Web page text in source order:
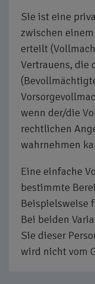
Sie ist eine
zwischen
erteilt
Vertrauens, die
wenn der/die
rechtlichen
wahrnehmen
Eine einfache
bestimmte
Beispielsweise
Bei beiden
Sie dieser
wird nicht vom